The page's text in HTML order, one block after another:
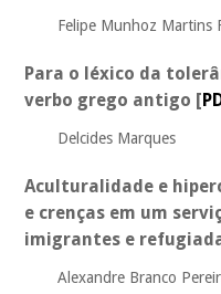
Felipe Munhoz Martins
Para o léxico da
verbo grego antigo [
Delcides Marques
Aculturalidade e
e crenças em um
imigrantes e
Alexandre Branco